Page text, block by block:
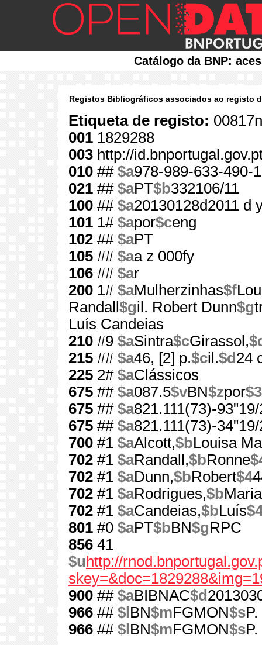
Catálogo da BNP:
Registos Bibliográficos associados ao registo
Etiqueta de registo:
001 1829288
003 http://
010 ## $a978-989-633-490-1
021 ## $aPT$b332106/11
100 ## $a20130128d2011 d
101 1# $apor$ceng
102 ## $aPT
105 ## $aa z 000fy
106 ## $ar
200 1# $aMulherzinhas$f
Randall $gil. Robert Dunn$g
Luís Candeias
210 #9 $aSintra$cGirassol,
215 ## $a46, [2] p.$cil.$d 24
225 2# $aClássicos
675 ## $a087.5$vBN$zpor$3
675 ## $a821.111(73)-
675 ## $a821.111(73)-
700 #1 $aAlcott,$bLouisa
702 #1 $aRandall,$bRonne
702 #1 $aDunn,$bRobert$4
702 #1 $aRodrigues,$b
702 #1 $aCandeias,$bLuís
801 #0 $aPT$bBN$gRPC
856 41
$u http://
900 ## $aBIBNAC$d
966 ## $l BN$mFGMON$s
966 ## $l BN$mFGMON$s